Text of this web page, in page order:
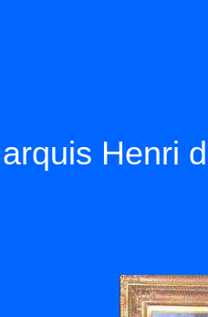
Henri